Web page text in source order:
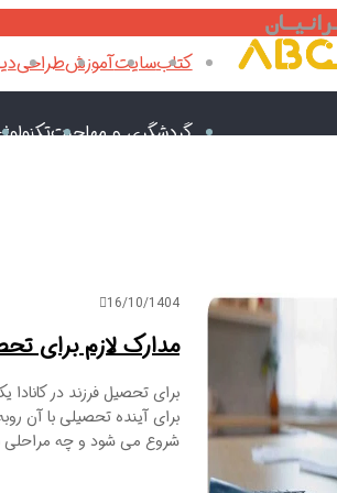
کتابسایتآموزشطراحی
گردشگری و مهاجرت
16/10/1404
مدارک لازم برای تحصیل
برای تحصیل فرزند در
برای آینده تحصیلی با آن
شروع می شود و چه مراحلی